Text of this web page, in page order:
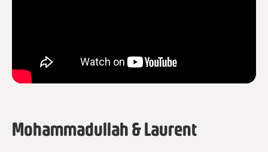
Mohammadullah & Laurent